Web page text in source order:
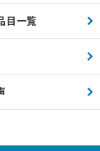
目一覧